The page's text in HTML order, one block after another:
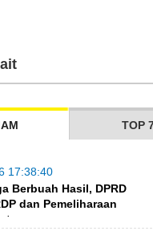
TOP
17:38:40
Berbuah Hasil, DPRD
dan Pemeliharaan